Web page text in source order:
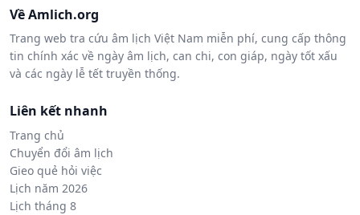
Về Amlich.org
Trang web tra cứu âm lịch Việt Nam miễn phí, cung cấp thông
tin chính xác về ngày âm lịch, can chi, con giáp, ngày tốt xấu
và các ngày lễ tết truyền thống.
Liên kết nhanh
Trang chủ
Chuyển đổi âm lịch
Gieo quẻ hỏi việc
Lịch năm 2026
Lịch tháng 8